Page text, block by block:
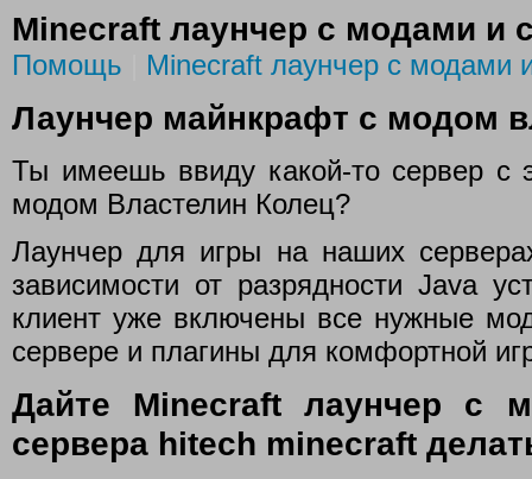
Minecraft лаунчер с модами и
Помощь Minecraft лаунчер с модами
Лаунчер майнкрафт с модом
Ты имеешь ввиду какой-то сервер
модом Властелин Колец?
Лаунчер для игры на наших
зависимости от разрядности Java
клиент уже включены все нужные
сервере и плагины для комфортной
Дайте Minecraft лаунчер с
сервера hitech minecraft